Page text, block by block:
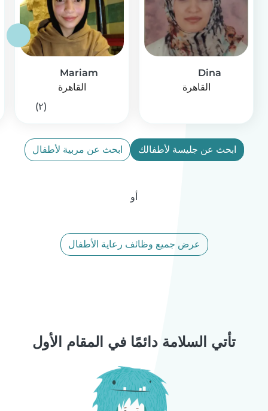
Dina
القاهرة
Mariam
القاهرة
(٢)
ابحث عن جليسة لأطفالك ابحث عن مربية لأطفال
أو
عرض جميع وظائف رعاية الأطفال
تأتي السلامة دائمًا في المقام الأول